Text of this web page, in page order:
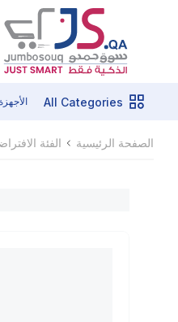
All Categories
الصفحة الرئيسية الفئة